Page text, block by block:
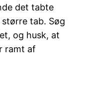
det tabte
tab. Søg
og husk, at
ramt af